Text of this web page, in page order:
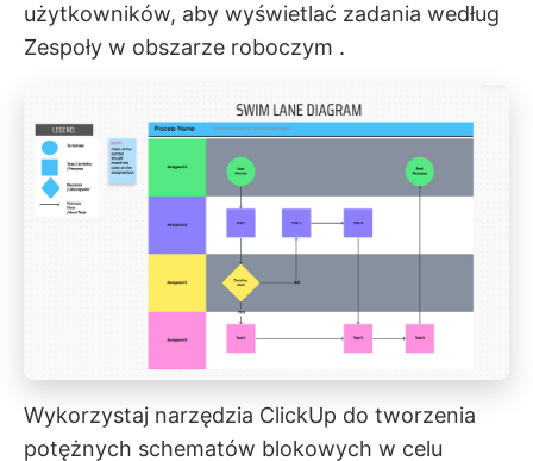
użytkowników, aby wyświetlać zadania według
Zespoły w obszarze roboczym .
Wykorzystaj narzędzia ClickUp do tworzenia
potężnych schematów blokowych w celu